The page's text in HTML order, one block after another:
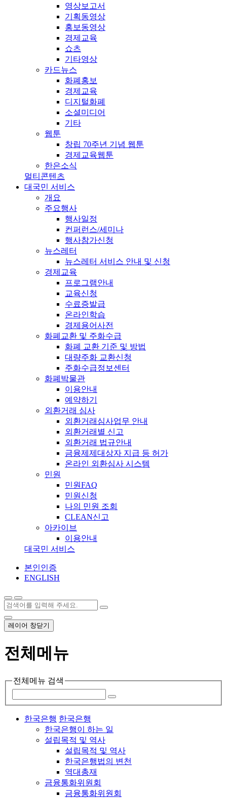
영상보고서
기획동영상
홍보동영상
경제교육
쇼츠
기타영상
카드뉴스
화폐홍보
경제교육
디지털화폐
소셜미디어
기타
웹툰
창립 70주년 기념 웹툰
경제교육웹툰
한은소식
멀티콘텐츠
대국민 서비스
개요
주요행사
행사일정
컨퍼런스/세미나
행사참가신청
뉴스레터
뉴스레터 서비스 안내 및 신청
경제교육
프로그램안내
교육신청
수료증발급
온라인학습
경제용어사전
화폐교환 및 주화수급
화폐 교환 기준 및 방법
대량주화 교환신청
주화수급정보센터
화폐박물관
이용안내
예약하기
외환거래 심사
외환거래심사업무 안내
외환거래별 신고
외환거래 법규안내
금융제제대상자 지급 등 허가
온라인 외환심사 시스템
민원
민원FAQ
민원신청
나의 민원 조회
CLEAN신고
아카이브
이용안내
대국민 서비스
본인인증
ENGLISH
레이어 창닫기
전체메뉴
전체메뉴 검색
한국은행 한국은행
한국은행이 하는 일
설립목적 및 역사
설립목적 및 역사
한국은행법의 변천
역대총재
금융통화위원회
금융통화위원회